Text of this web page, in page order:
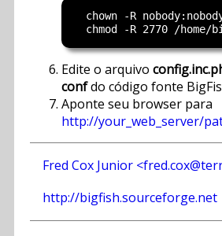
chown -R
Edite o arquivo
confdo código fonte
Aponte seu browser para
http://your_web_server/
Fred Cox Junior
http://bigfish.sourceforge.net